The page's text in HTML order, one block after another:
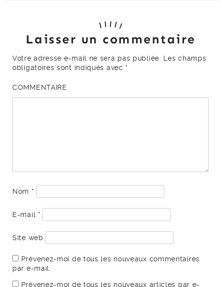
Laisser un commentaire
Votre adresse e-mail ne sera pas publiée. Les champs
obligatoires sont indiqués avec *
COMMENTAIRE
Nom *
E-mail *
Site web
Prévenez-moi de tous les nouveaux commentaires
par e-mail.
Prévenez-moi de tous les nouveaux articles par e-